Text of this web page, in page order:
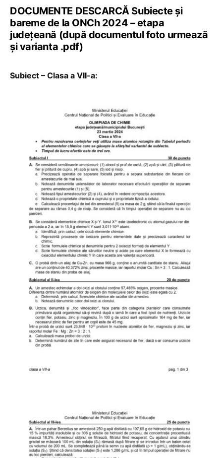
DOCUMENTE DESCARCĂ Subiecte și
bareme de la ONCh 2024 – etapa
județeană (după documentul foto urmează
și varianta .pdf)
Subiect – Clasa a VII-a: